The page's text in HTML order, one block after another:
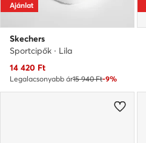
Ajánlat
Skechers
Sportcipők · Lila
Aktuális ár
14 420 Ft
Legalacsonyabb ár15 940 Ft-9%